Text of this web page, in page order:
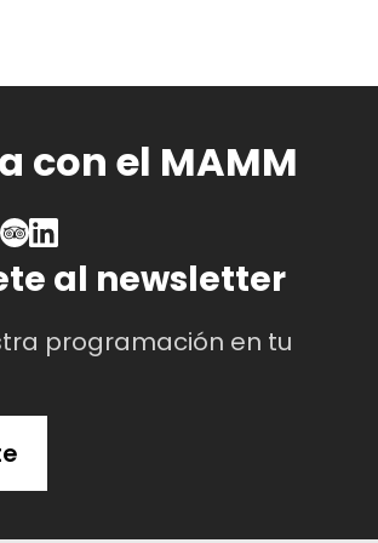
con el MAMM
al newsletter
programación en tu